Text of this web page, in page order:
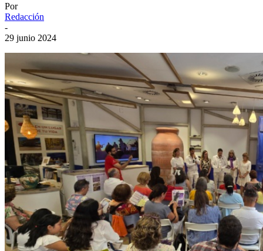
Por
Redacción
-
29 junio 2024